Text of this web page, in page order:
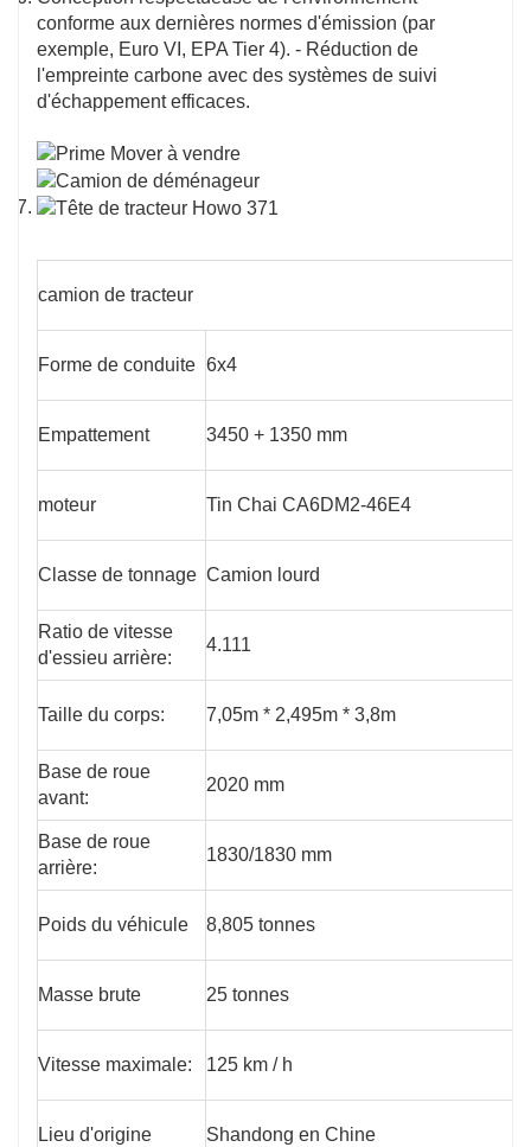
conforme aux dernières normes d'émission (par
exemple, Euro VI, EPA Tier 4). - Réduction de
l'empreinte carbone avec des systèmes de suivi
d'échappement efficaces.
camion de tracteur
Forme de conduite 6x4
Empattement 3450 + 1350 mm
moteur Tin Chai CA6DM2-46E4
Classe de tonnage Camion lourd
Ratio de vitesse
d'essieu arrière:
4.111
Taille du corps: 7,05m * 2,495m * 3,8m
Base de roue
avant:
2020 mm
Base de roue
arrière:
1830/1830 mm
Poids du véhicule 8,805 tonnes
Masse brute 25 tonnes
Vitesse maximale: 125 km / h
Lieu d'origine Shandong en Chine